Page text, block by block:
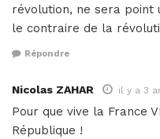
révolution, ne sera point
le contraire de la
Répondre
Nicolas ZAHAR il y a 3
Pour que vive la France
République !